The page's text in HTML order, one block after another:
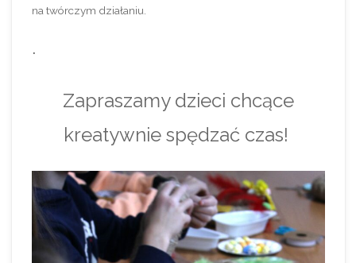
na twórczym działaniu.
.
Zapraszamy dzieci chcące
kreatywnie spędzać czas!